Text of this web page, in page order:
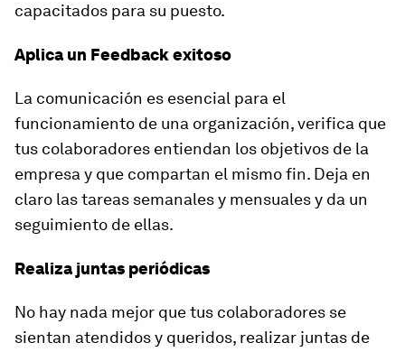
capacitados para su puesto.
Aplica un Feedback exitoso
La comunicación es esencial para el
funcionamiento de una organización, verifica que
tus colaboradores entiendan los objetivos de la
empresa y que compartan el mismo fin. Deja en
claro las tareas semanales y mensuales y da un
seguimiento de ellas.
Realiza juntas periódicas
No hay nada mejor que tus colaboradores se
sientan atendidos y queridos, realizar juntas de